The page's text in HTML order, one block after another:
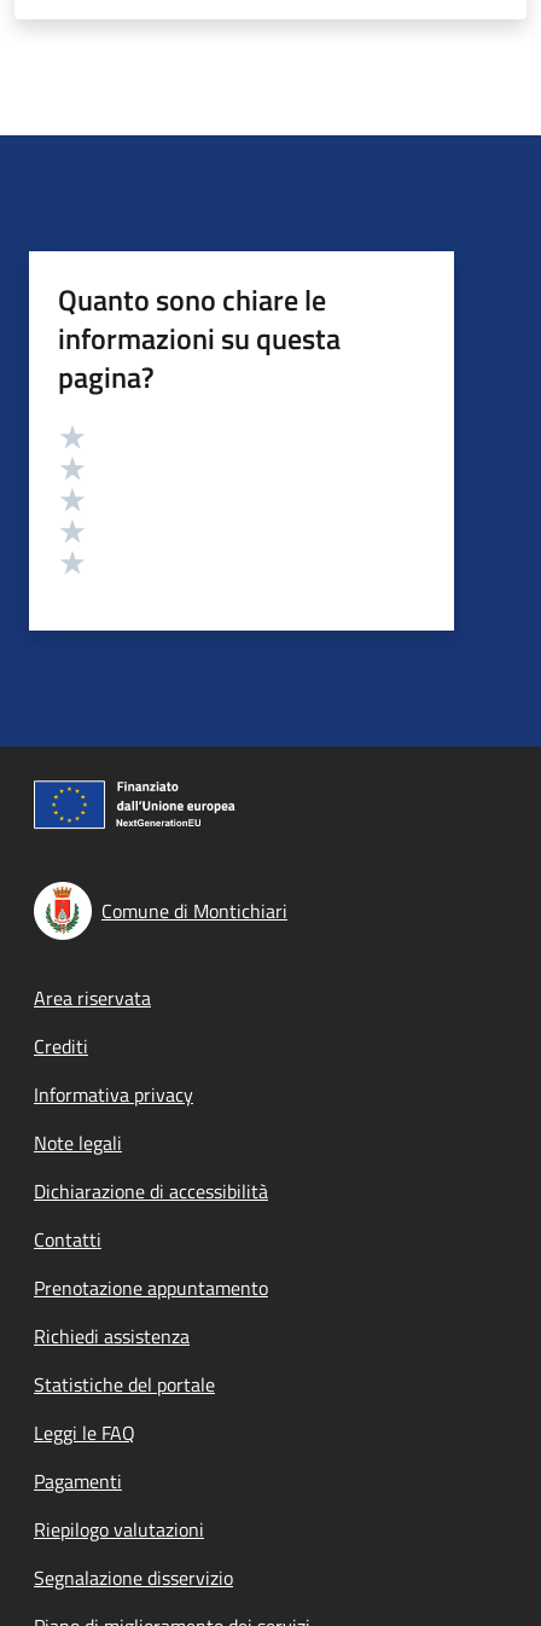
Quanto sono chiare le
informazioni su questa
pagina?
Valutazione
Comune di Montichiari
Footer menu
Area riservata
Crediti
Informativa privacy
Note legali
Dichiarazione di accessibilità
Contatti
Prenotazione appuntamento
Richiedi assistenza
Statistiche del portale
Leggi le FAQ
Pagamenti
Riepilogo valutazioni
Segnalazione disservizio